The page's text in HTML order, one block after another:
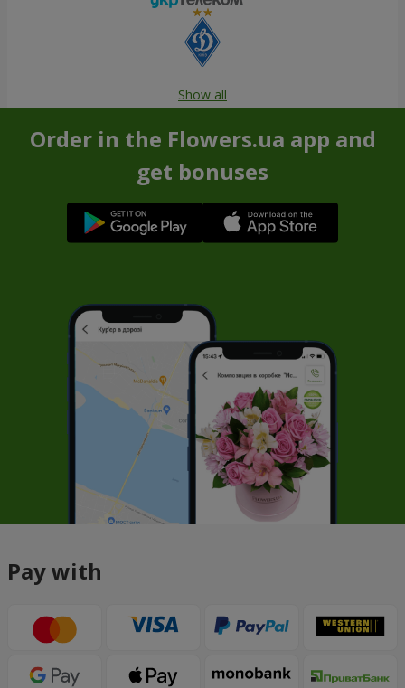
Show all
Order in the Flowers.ua app and
get bonuses
Pay with